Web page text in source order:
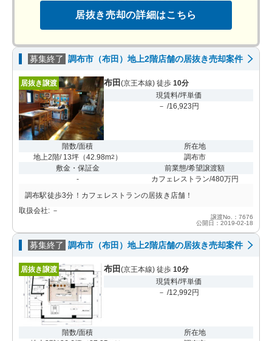
居抜き売却の詳細はこちら
募集終了 調布市（布田）地上2階店舗の居抜き売却案件
居抜き譲渡 布田 (京王本線) 徒歩 10分
現賃料/坪単価
－ /16,923円
階数/面積
地上2階/ 13坪（42.98m2 ）
所在地
調布市
敷金・保証金
-
前業態/希望譲渡額
カフェレストラン/480万円
調布駅徒歩3分！カフェレストランの居抜き店舗！
取扱会社: －
譲渡No.：7676
公開日：2019-02-18
募集終了 調布市（布田）地上2階店舗の居抜き売却案件
居抜き譲渡 布田 (京王本線) 徒歩 10分
現賃料/坪単価
－ /12,992円
階数/面積
所在地